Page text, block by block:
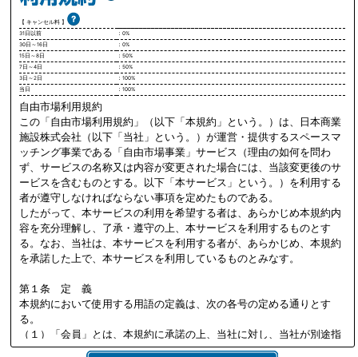
【 キャンセル料 】
31日以前
：0%
30日～16日
：0%
15日～8日
：50%
7日～4日
：50%
3日～2日
：100%
当日
：100%
自由市場利用規約
この「自由市場利用規約」（以下「本規約」という。）は、日本商業
施設株式会社（以下「当社」という。）が運営・提供するスペースマ
ッチング事業である「自由市場事業」サービス（理由の如何を問わ
ず、サービスの名称又は内容が変更された場合には、当該変更後のサ
ービスを含むものとする。以下「本サービス」という。）を利用する
者が遵守しなければならない事項を定めたものである。
したがって、本サービスの利用を希望する者は、あらかじめ本規約内
容を充分理解し、了承・遵守の上、本サービスを利用するものとす
る。なお、当社は、本サービスを利用する者が、あらかじめ、本規約
を承諾した上で、本サービスを利用しているものとみなす。
第１条 定 義
本規約において使用する用語の定義は、次の各号の定める通りとす
る。
（１）「会員」とは、本規約に承諾の上、当社に対し、当社が別途指
定する必要書類を提供し、当社の定める審査を通過して、当社より会